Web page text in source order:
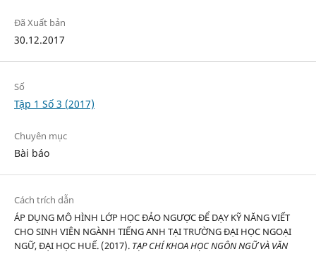
Đã Xuất bản
30.12.2017
Số
Tập 1 Số 3 (2017)
Chuyên mục
Bài báo
Cách trích dẫn
ÁP DỤNG MÔ HÌNH LỚP HỌC ĐẢO NGƯỢC ĐỂ DẠY KỸ NĂNG VIẾT
CHO SINH VIÊN NGÀNH TIẾNG ANH TẠI TRƯỜNG ĐẠI HỌC NGOẠI
NGỮ, ĐẠI HỌC HUẾ. (2017). TẠP CHÍ KHOA HỌC NGÔN NGỮ VÀ VĂN